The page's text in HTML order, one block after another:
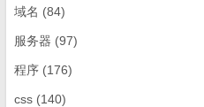
域名 (84)
服务器 (97)
程序 (176)
css (140)